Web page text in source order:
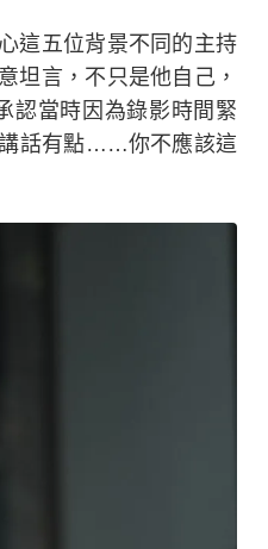
這五位背景不同的主持
坦言，不只是他自己，
認當時因為錄影時間緊
講話有點……你不應該這